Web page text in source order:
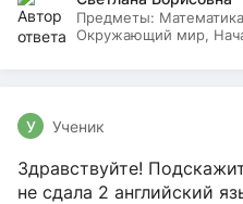
Предметы:
Окружающий мир,
У Ученик
Здравствуйте!
не сдала 2 английский